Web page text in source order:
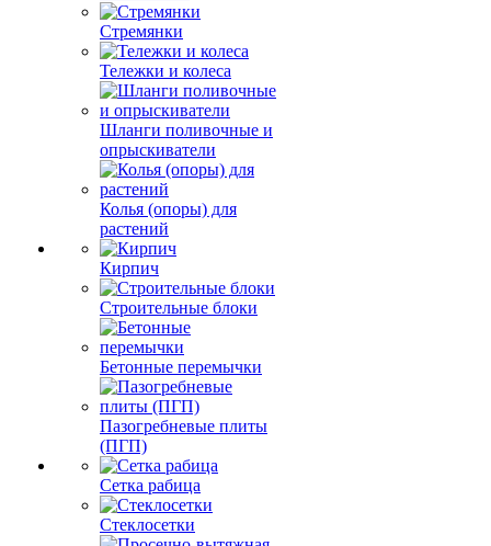
Стремянки
Тележки и колеса
Шланги поливочные и
опрыскиватели
Колья (опоры) для
растений
Кирпич
Строительные блоки
Бетонные перемычки
Пазогребневые плиты
(ПГП)
Сетка рабица
Стеклосетки